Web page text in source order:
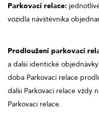
Parkovací relace:
vozidla návštěvníka
Prodloužení parkovací
a další identické
doba Parkovací relace
další Parkovací relace vždy
Parkovací relace.